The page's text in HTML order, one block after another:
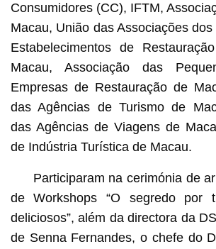
Consumidores (CC), IFTM,
Macau, União das Associações
Estabelecimentos de
Macau, Associação das
Empresas de Restauração de
das Agências de Turismo de
das Agências de Viagens de
de Indústria Turística de Macau.
Participaram na cerimónia de
de Workshops “O segredo por
deliciosos”, além da directora da
de Senna Fernandes, o chefe do